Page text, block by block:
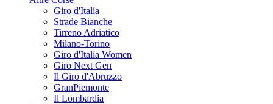
Giro d'Italia
Strade Bianche
Tirreno Adriatico
Milano-Torino
Giro d'Italia Women
Giro Next Gen
Il Giro d'Abruzzo
GranPiemonte
Il Lombardia